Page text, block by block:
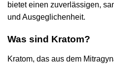
bietet einen zuverlässigen,
und Ausgeglichenheit.
Was sind Kratom?
Kratom, das aus dem